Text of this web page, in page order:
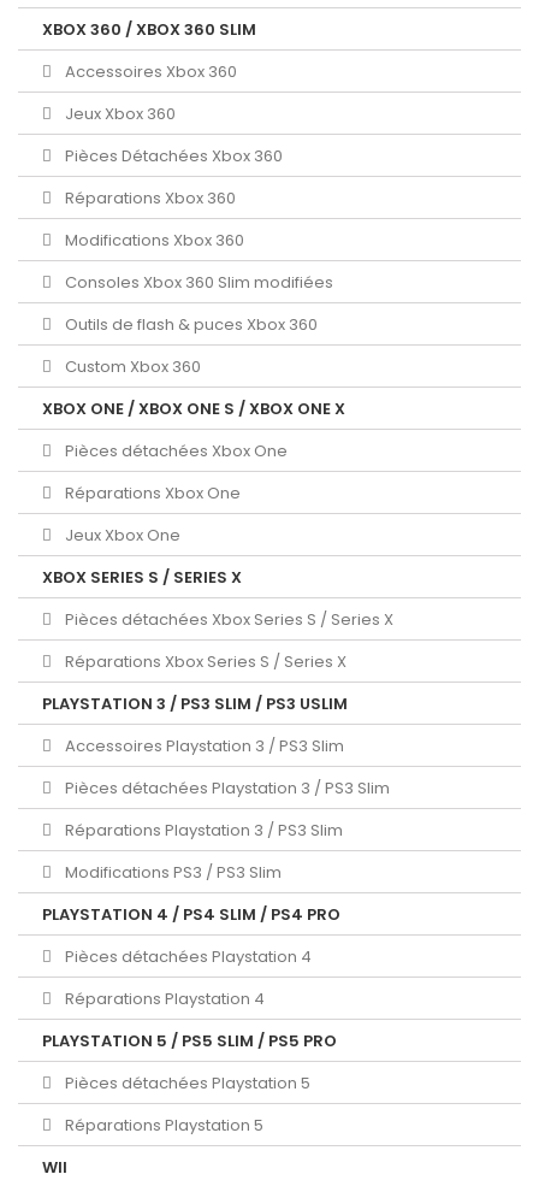
XBOX 360 / XBOX 360 SLIM
Accessoires Xbox 360
Jeux Xbox 360
Pièces Détachées Xbox 360
Réparations Xbox 360
Modifications Xbox 360
Consoles Xbox 360 Slim modifiées
Outils de flash & puces Xbox 360
Custom Xbox 360
XBOX ONE / XBOX ONE S / XBOX ONE X
Pièces détachées Xbox One
Réparations Xbox One
Jeux Xbox One
XBOX SERIES S / SERIES X
Pièces détachées Xbox Series S / Series X
Réparations Xbox Series S / Series X
PLAYSTATION 3 / PS3 SLIM / PS3 USLIM
Accessoires Playstation 3 / PS3 Slim
Pièces détachées Playstation 3 / PS3 Slim
Réparations Playstation 3 / PS3 Slim
Modifications PS3 / PS3 Slim
PLAYSTATION 4 / PS4 SLIM / PS4 PRO
Pièces détachées Playstation 4
Réparations Playstation 4
PLAYSTATION 5 / PS5 SLIM / PS5 PRO
Pièces détachées Playstation 5
Réparations Playstation 5
WII